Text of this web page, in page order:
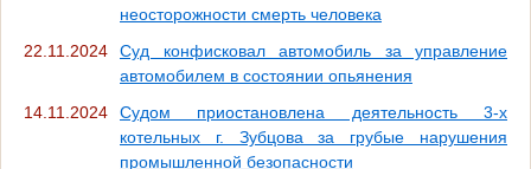
неосторожности смерть человека
22.11.2024
Суд конфисковал автомобиль за управление
автомобилем в состоянии опьянения
14.11.2024
Судом приостановлена деятельность 3-х
котельных г. Зубцова за грубые нарушения
промышленной безопасности